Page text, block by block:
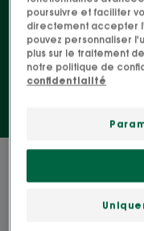
une multitude de
depuis votre salle
douche, lait
0 résultat
sèches"
poursuivre et faciliter
directement accepter
pouvez personnaliser
plus sur le traitement
notre politique de
confidentialité